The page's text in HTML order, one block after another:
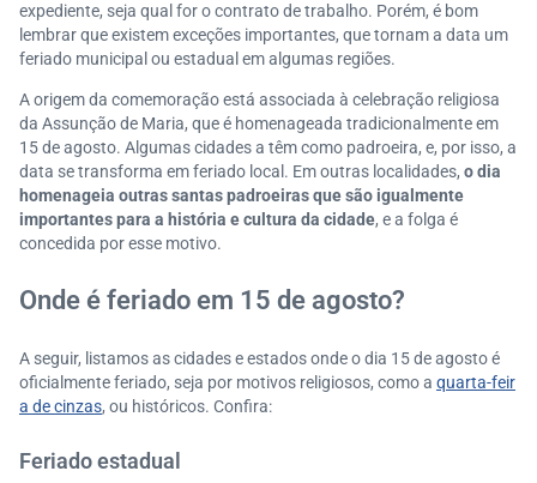
expediente, seja qual for o contrato de trabalho. Porém, é bom
lembrar que existem exceções importantes, que tornam a data um
feriado municipal ou estadual em algumas regiões.
A origem da comemoração está associada à celebração religiosa
da Assunção de Maria, que é homenageada tradicionalmente em
15 de agosto. Algumas cidades a têm como padroeira, e, por isso, a
data se transforma em feriado local. Em outras localidades, o dia
homenageia outras santas padroeiras que são igualmente
importantes para a história e cultura da cidade, e a folga é
concedida por esse motivo.
Onde é feriado em 15 de agosto?
A seguir, listamos as cidades e estados onde o dia 15 de agosto é
oficialmente feriado, seja por motivos religiosos, como a quarta-feir
a de cinzas, ou históricos. Confira:
Feriado estadual